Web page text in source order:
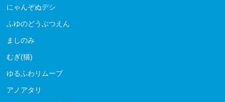
にゃんぞぬデシ
ふゆのどうぶつえん
ましのみ
むぎ(猫)
ゆるふわリムーブ
アノアタリ